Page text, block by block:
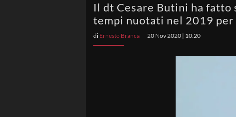
Il dt Cesare Butini ha
tempi nuotati nel 2019
di Ernesto Branca 20 Nov 2020 | 10:20